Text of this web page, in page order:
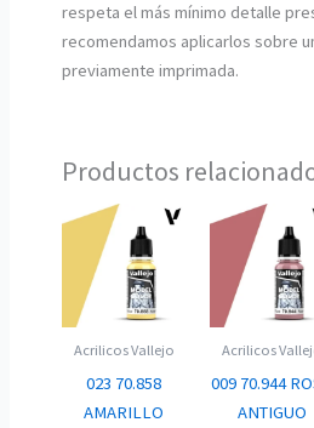
respeta el más mínimo detalle
recomendamos aplicarlos sobre
previamente imprimada.
Productos
Acrilicos Vallejo
023 70.858
AMARILLO
Acrilicos
009 70.944
ANTIGUO